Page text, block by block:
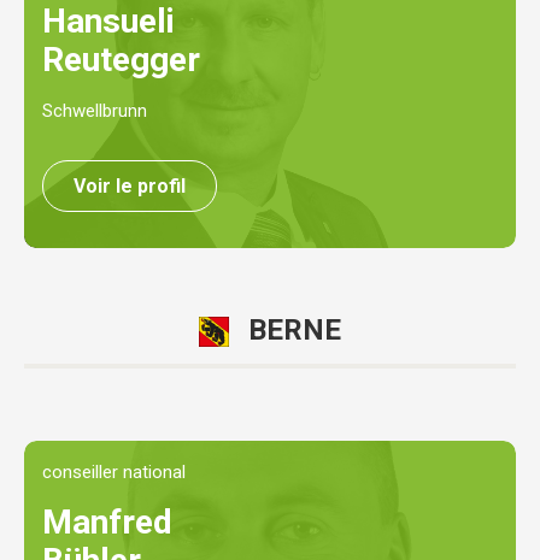
Hansueli
Reutegger
Schwellbrunn
Voir le profil
BERNE
conseiller national
Manfred